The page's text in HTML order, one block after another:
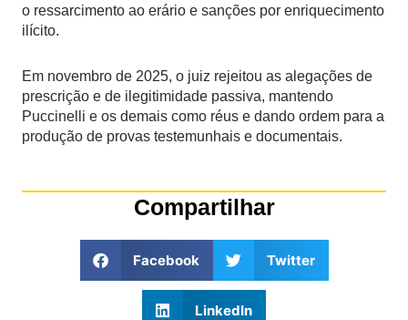
o ressarcimento ao erário e sanções por enriquecimento
ilícito.
Em novembro de 2025, o juiz rejeitou as alegações de
prescrição e de ilegitimidade passiva, mantendo
Puccinelli e os demais como réus e dando ordem para a
produção de provas testemunhais e documentais.
Compartilhar
Facebook Twitter
LinkedIn